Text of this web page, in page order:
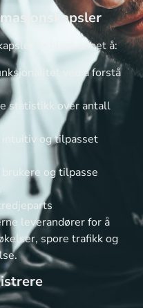
er blant annet å:
ved å forstå
statistikk over antall
og tilpasset
brukere og tilpasse
leverandører for å
spore trafikk og